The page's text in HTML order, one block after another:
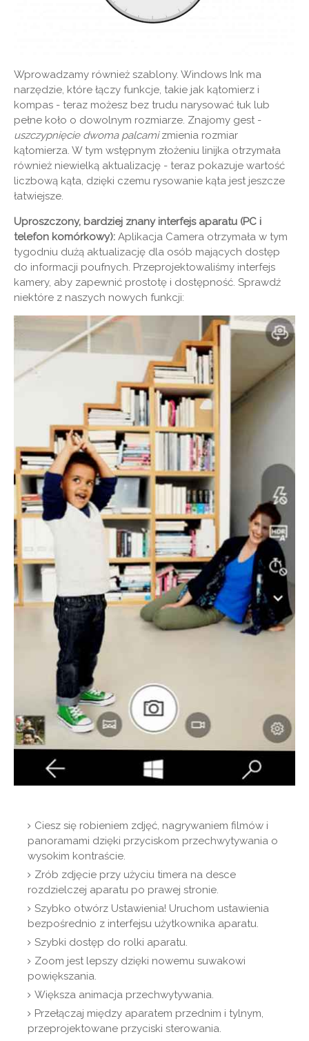
Wprowadzamy również szablony. Windows Ink ma
narzędzie, które łączy funkcje, takie jak kątomierz i
kompas - teraz możesz bez trudu narysować łuk lub
pełne koło o dowolnym rozmiarze. Znajomy gest -
uszczypnięcie dwoma palcamizmienia rozmiar
kątomierza. W tym wstępnym złożeniu linijka otrzymała
również niewielką aktualizację - teraz pokazuje wartość
liczbową kąta, dzięki czemu rysowanie kąta jest jeszcze
łatwiejsze.
Uproszczony, bardziej znany interfejs aparatu (PC i
telefon komórkowy): Aplikacja Camera otrzymała w tym
tygodniu dużą aktualizację dla osób mających dostęp
do informacji poufnych. Przeprojektowaliśmy interfejs
kamery, aby zapewnić prostotę i dostępność. Sprawdź
niektóre z naszych nowych funkcji:
Ciesz się robieniem zdjęć, nagrywaniem filmów i
panoramami dzięki przyciskom przechwytywania o
wysokim kontraście.
Zrób zdjęcie przy użyciu timera na desce
rozdzielczej aparatu po prawej stronie.
Szybko otwórz Ustawienia! Uruchom ustawienia
bezpośrednio z interfejsu użytkownika aparatu.
Szybki dostęp do rolki aparatu.
Zoom jest lepszy dzięki nowemu suwakowi
powiększania.
Większa animacja przechwytywania.
Przełączaj między aparatem przednim i tylnym,
przeprojektowane przyciski sterowania.